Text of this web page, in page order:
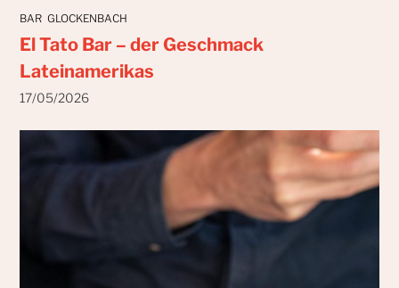
BAR GLOCKENBACH
El Tato Bar – der Geschmack
Lateinamerikas
17/05/2026